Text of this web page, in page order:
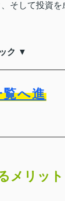
そして投資
ク ▼
覧へ進
メリット